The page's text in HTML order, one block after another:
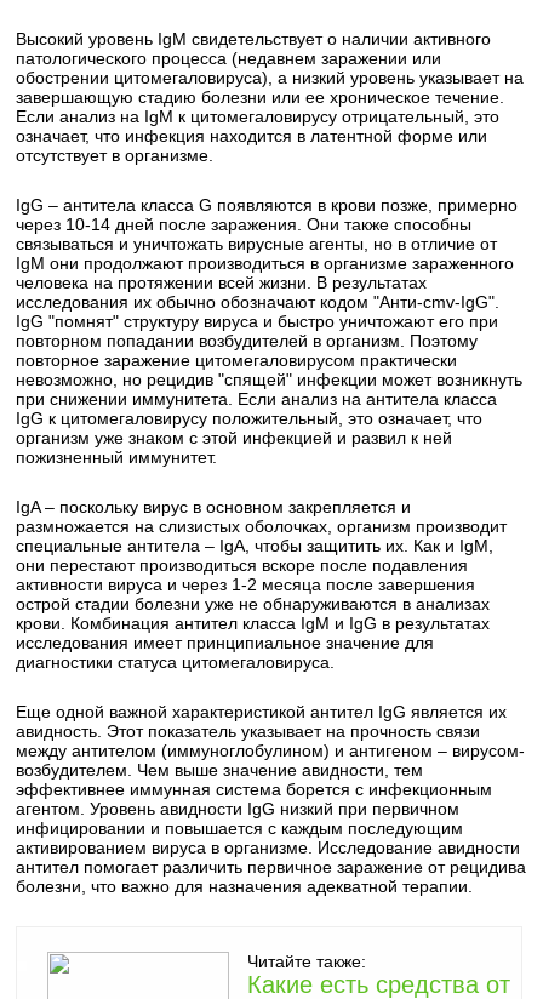
Высокий уровень IgM свидетельствует о наличии активного
патологического процесса (недавнем заражении или
обострении цитомегаловируса), а низкий уровень указывает на
завершающую стадию болезни или ее хроническое течение.
Если анализ на IgM к цитомегаловирусу отрицательный, это
означает, что инфекция находится в латентной форме или
отсутствует в организме.
IgG – антитела класса G появляются в крови позже, примерно
через 10-14 дней после заражения. Они также способны
связываться и уничтожать вирусные агенты, но в отличие от
IgM они продолжают производиться в организме зараженного
человека на протяжении всей жизни. В результатах
исследования их обычно обозначают кодом "Анти-cmv-IgG".
IgG "помнят" структуру вируса и быстро уничтожают его при
повторном попадании возбудителей в организм. Поэтому
повторное заражение цитомегаловирусом практически
невозможно, но рецидив "спящей" инфекции может возникнуть
при снижении иммунитета. Если анализ на антитела класса
IgG к цитомегаловирусу положительный, это означает, что
организм уже знаком с этой инфекцией и развил к ней
пожизненный иммунитет.
IgA – поскольку вирус в основном закрепляется и
размножается на слизистых оболочках, организм производит
специальные антитела – IgA, чтобы защитить их. Как и IgM,
они перестают производиться вскоре после подавления
активности вируса и через 1-2 месяца после завершения
острой стадии болезни уже не обнаруживаются в анализах
крови. Комбинация антител класса IgM и IgG в результатах
исследования имеет принципиальное значение для
диагностики статуса цитомегаловируса.
Еще одной важной характеристикой антител IgG является их
авидность. Этот показатель указывает на прочность связи
между антителом (иммуноглобулином) и антигеном – вирусом-
возбудителем. Чем выше значение авидности, тем
эффективнее иммунная система борется с инфекционным
агентом. Уровень авидности IgG низкий при первичном
инфицировании и повышается с каждым последующим
активированием вируса в организме. Исследование авидности
антител помогает различить первичное заражение от рецидива
болезни, что важно для назначения адекватной терапии.
Читайте также:
Какие есть средства от